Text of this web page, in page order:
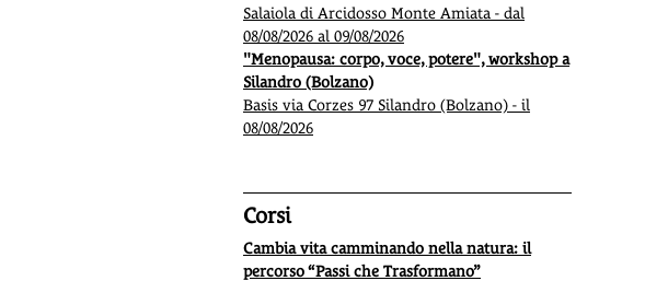
Salaiola di Arcidosso Monte Amiata - dal
08/08/2026 al 09/08/2026
"Menopausa: corpo, voce, potere", workshop a
Silandro (Bolzano)
Basis via Corzes 97 Silandro (Bolzano) - il
08/08/2026
Corsi
Cambia vita camminando nella natura: il
percorso “Passi che Trasformano”